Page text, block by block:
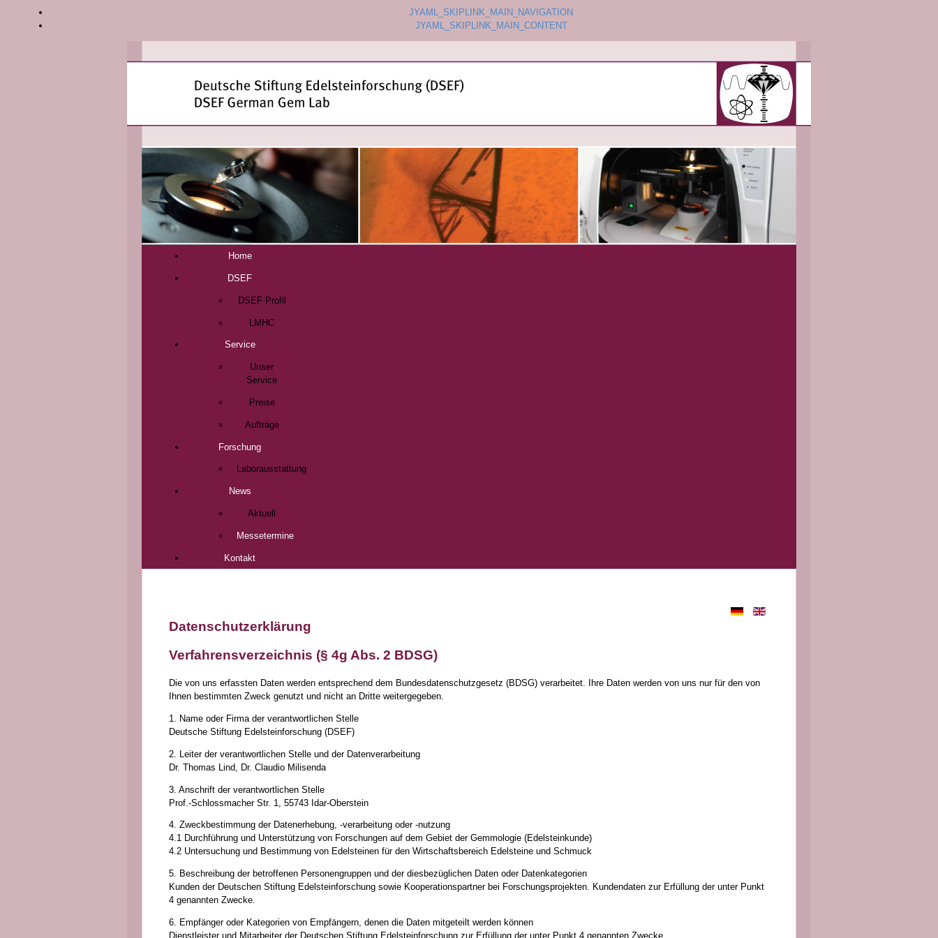
JYAML_SKIPLINK_MAIN_NAVIGATION
JYAML_SKIPLINK_MAIN_CONTENT
Home
DSEF
DSEF Profil
LMHC
Service
Unser
Service
Preise
Aufträge
Forschung
Laborausstattung
News
Aktuell
Messetermine
Kontakt
Datenschutzerklärung
Verfahrensverzeichnis (§ 4g Abs. 2 BDSG)
Die von uns erfassten Daten werden entsprechend dem Bundesdatenschutzgesetz (BDSG) verarbeitet. Ihre Daten werden von uns nur für den von
Ihnen bestimmten Zweck genutzt und nicht an Dritte weitergegeben.
1. Name oder Firma der verantwortlichen Stelle
Deutsche Stiftung Edelsteinforschung (DSEF)
2. Leiter der verantwortlichen Stelle und der Datenverarbeitung
Dr. Thomas Lind, Dr. Claudio Milisenda
3. Anschrift der verantwortlichen Stelle
Prof.-Schlossmacher Str. 1, 55743 Idar-Oberstein
4. Zweckbestimmung der Datenerhebung, -verarbeitung oder -nutzung
4.1 Durchführung und Unterstützung von Forschungen auf dem Gebiet der Gemmologie (Edelsteinkunde)
4.2 Untersuchung und Bestimmung von Edelsteinen für den Wirtschaftsbereich Edelsteine und Schmuck
5. Beschreibung der betroffenen Personengruppen und der diesbezüglichen Daten oder Datenkategorien
Kunden der Deutschen Stiftung Edelsteinforschung sowie Kooperationspartner bei Forschungsprojekten. Kundendaten zur Erfüllung der unter Punkt
4 genannten Zwecke.
6. Empfänger oder Kategorien von Empfängern, denen die Daten mitgeteilt werden können
Dienstleister und Mitarbeiter der Deutschen Stiftung Edelsteinforschung zur Erfüllung der unter Punkt 4 genannten Zwecke.